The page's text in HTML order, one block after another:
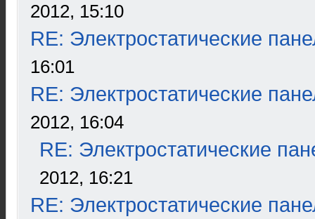
2012, 15:10
RE: Электростатические
16:01
RE: Электростатические
2012, 16:04
RE: Электростатические
2012, 16:21
RE: Электростатические